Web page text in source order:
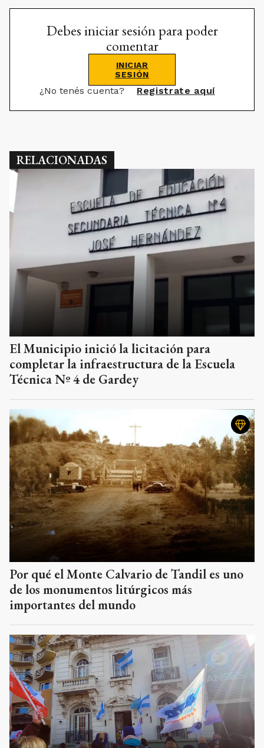
Debes iniciar sesión para poder
comentar
INICIAR
SESIÓN
¿No tenés cuenta? Registrate aquí
RELACIONADAS
El Municipio inició la licitación para
completar la infraestructura de la Escuela
Técnica Nº 4 de Gardey
Por qué el Monte Calvario de Tandil es uno
de los monumentos litúrgicos más
importantes del mundo